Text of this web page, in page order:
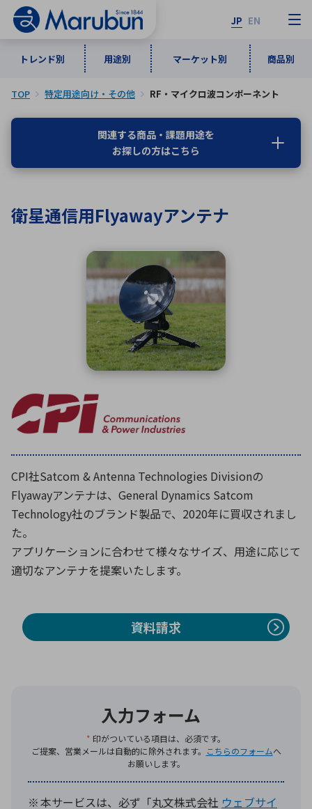
JP EN
トレンド別 用途別 マーケット別 商品別
トレンド別
インダストリアルDXソリューション
5G・Local 5G
ワイヤレス給電
ロボティクス（AI）
ブログ｜ここから始まる最新技術
用途別
通信・ネットワーク
監視・セキュリティ
計測・検出
品質管理・検査
レーダ・衛星通信
照射
シミュレーター
半導体・電子部品小ロット
マーケット別
情報通信 宇宙・防衛
民生 医療
商品別
計測・測定・表示機器 検査・分析機器
ICTソリューション 組立・ロボティクス
レーザー・光学部品
メーカ一覧
な行
は行 ま行
B C
F G
J K
M
Q
R
U
V W
X
Y
Z
TOP 特定用途向け・その他 RF・マイクロ波コンポーネント
関連する商品・課題用途を
お探しの方はこちら
衛星通信用Flyawayアンテナ
CPI社Satcom & Antenna Technologies Divisionの
Flyawayアンテナは、General Dynamics Satcom
Technology社のブランド製品で、2020年に買収されまし
た。
アプリケーションに合わせて様々なサイズ、用途に応じて
適切なアンテナを提案いたします。
資料請求